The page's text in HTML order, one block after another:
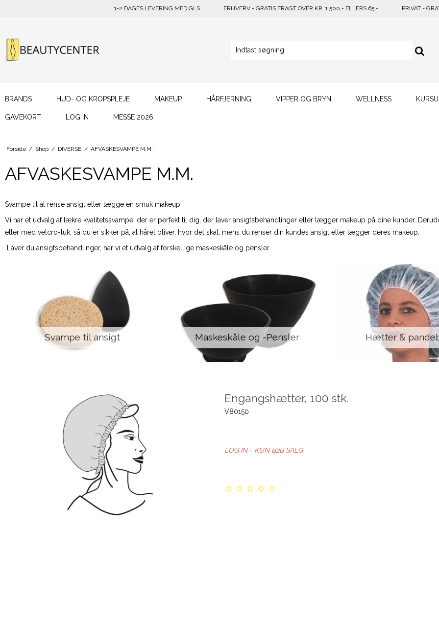
1-2 DAGES LEVERING MED GLS ERHVERV - GRATIS FRAGT OVER KR. 1.500,- ELLERS 65,- PRIVAT -
BRANDS HUD- OG KROPSPLEJE MAKEUP HÅRFJERNING VIPPER OG BRYN WELLNESS
GAVEKORT LOG IN MESSE 2026
Forside / Shop / DIVERSE / AFVASKESVAMPE M.M.
AFVASKESVAMPE M.M.
Svampe til at rense ansigt eller lægge en smuk makeup.
Vi har et udvalg af lækre kvalitetssvampe, der er perfekt til dig, der laver ansigtsbehandlinger eller lægger makeup på dine kunder.
eller med velcro-luk, så du er sikker på, at håret bliver, hvor det skal, mens du renser din kundes ansigt eller lægger deres makeup.
Laver du ansigtsbehandlinger, har vi et udvalg af forskellige maskeskåle og pensler.
Svampe til ansigt Maskeskåle og -Pensler Hætter &
Engangshætter, 100 stk.
V80150
LOG IN - KUN B2B SALG